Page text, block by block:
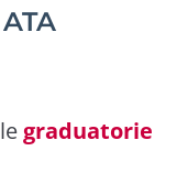
graduatorie